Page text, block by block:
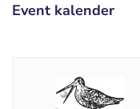
Event kalender